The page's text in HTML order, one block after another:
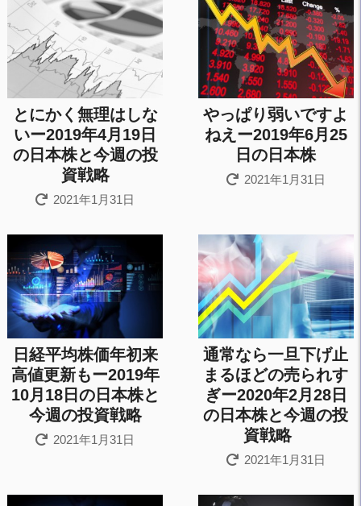
とにかく無理はしな
いー2019年4月19日
の日本株と今週の投
資戦略
2021年1月31日
やっぱり弱いですよ
ねえー2019年6月25
日の日本株
2021年1月31日
日経平均株価年初来
高値更新もー2019年
10月18日の日本株と
今週の投資戦略
2021年1月31日
通常なら一旦下げ止
まるほどの売られす
ぎー2020年2月28日
の日本株と今週の投
資戦略
2021年1月31日